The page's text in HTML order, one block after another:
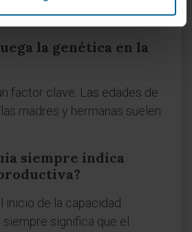
adelantarla.
la genética en la
factor clave. Las edades de
madres y hermanas suelen
siempre indica
inicio de la capacidad
significa que el